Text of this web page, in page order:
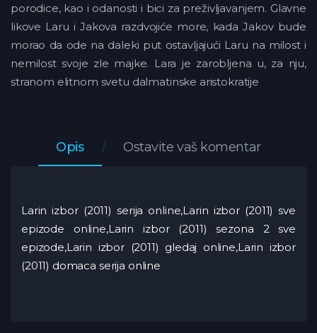
porodice, kao i odanosti i bici za preživljavanjem. Glavne
likove Laru i Jakova razdvojiće more, kada Jakov bude
morao da ode na daleki put ostavljajući Laru na milost i
nemilost svoje zle majke. Lara je zarobljena u, za nju,
stranom elitnom svetu dalmatinske aristokratije
Opis Ostavite vaš komentar
Larin izbor (2011) serija online,Larin izbor (2011) sve
epizode online,Larin izbor (2011) sezona 2 sve
epizode,Larin izbor (2011) gledaj online,Larin izbor
(2011) domaca serija online